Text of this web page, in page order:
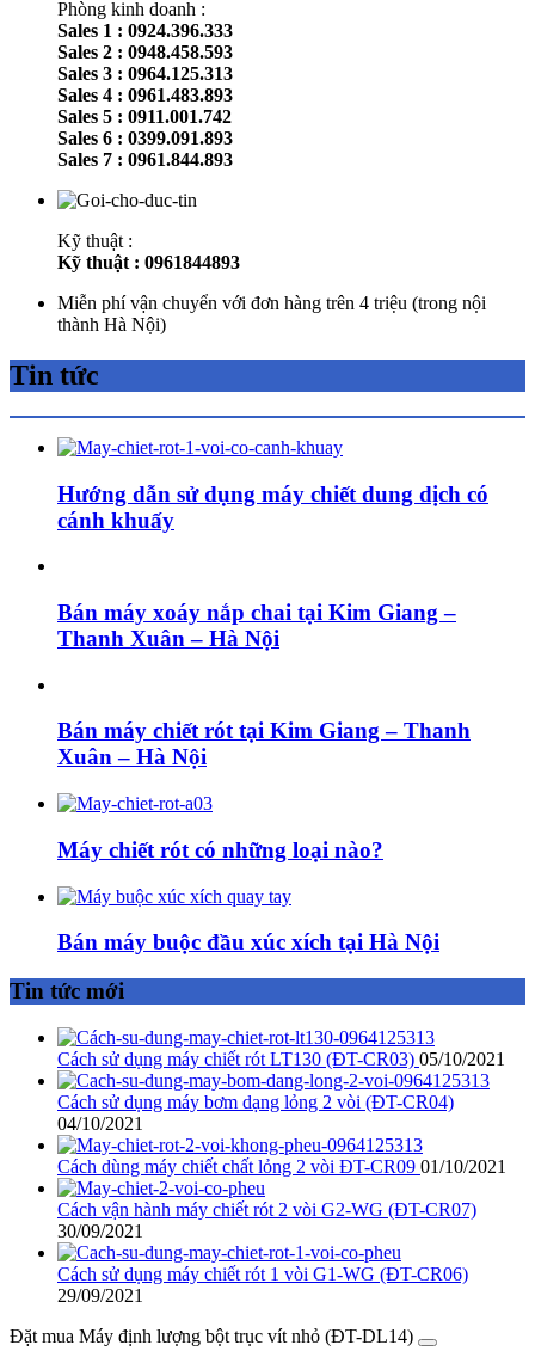
Phòng kinh doanh :
Sales 1 : 0924.396.333
Sales 2 : 0948.458.593
Sales 3 : 0964.125.313
Sales 4 : 0961.483.893
Sales 5 : 0911.001.742
Sales 6 : 0399.091.893
Sales 7 : 0961.844.893
Kỹ thuật :
Kỹ thuật : 0961844893
Miễn phí vận chuyển với đơn hàng trên 4 triệu (trong nội
thành Hà Nội)
Tin tức
Hướng dẫn sử dụng máy chiết dung dịch có
cánh khuấy
Bán máy xoáy nắp chai tại Kim Giang –
Thanh Xuân – Hà Nội
Bán máy chiết rót tại Kim Giang – Thanh
Xuân – Hà Nội
Máy chiết rót có những loại nào?
Bán máy buộc đầu xúc xích tại Hà Nội
Tin tức mới
Cách sử dụng máy chiết rót LT130 (ĐT-CR03) 05/10/2021
Cách sử dụng máy bơm dạng lỏng 2 vòi (ĐT-CR04)
04/10/2021
Cách dùng máy chiết chất lỏng 2 vòi ĐT-CR09 01/10/2021
Cách vận hành máy chiết rót 2 vòi G2-WG (ĐT-CR07)
30/09/2021
Cách sử dụng máy chiết rót 1 vòi G1-WG (ĐT-CR06)
29/09/2021
Đặt mua Máy định lượng bột trục vít nhỏ (ĐT-DL14)